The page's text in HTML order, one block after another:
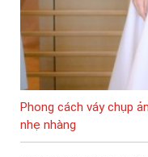
Phong cách váy chụp
nhẹ nhàng